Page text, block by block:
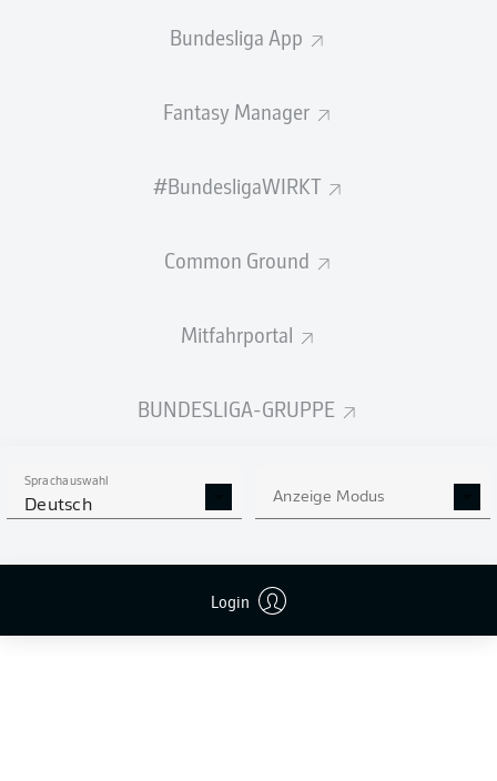
Bundesliga App
Fantasy Manager
#BundesligaWIRKT
Common Ground
Mitfahrportal
BUNDESLIGA-GRUPPE
Sprachauswahl
Deutsch Anzeige Modus
Login
ehe die Rot-Weißen den Defensivspieler zur Saison
Fortuna Düsseldorfabsolvierte de Wijs bisher
Christian Weber, Sportdirektor: "Aufgrund der aktuellen
anstreben. Wir sind fest davon überzeugt, dass